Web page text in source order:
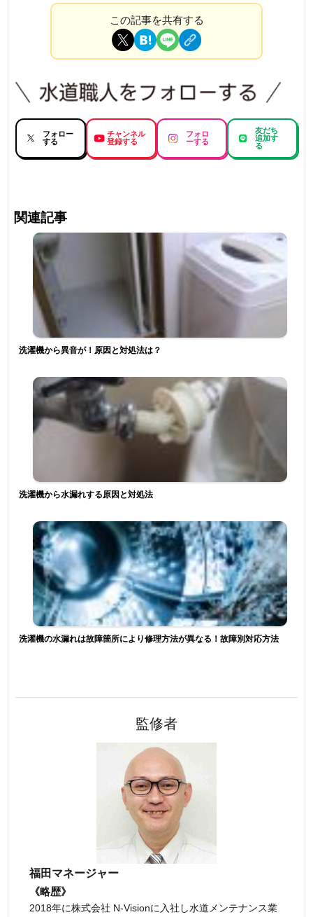
この記事を共有する
フォロー
する
チャンネル
登録する
フォロ
ーする
友だち
追加す
る
関連記事
洗濯機から異音が！原因と対処法は？
洗濯機から水漏れする原因と対処法
洗濯機の水漏れは故障箇所により修理方法が異なる！故障別対応方法
監修者
福田マネージャー
《略歴》
2018年に株式会社 N-Visionに入社し水道メンテナンス業